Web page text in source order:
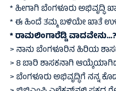
* ಹೀಗಾಗಿ ಬೆಂಗಳೂರು ಅಭಿವೃದ್ಧಿ
* ಈ ಹಿಂದೆ ತಮ್ಮ ಬಳಿಯೇ ಖಾತೆ
* ರಾಮಲಿಂಗಾರೆಡ್ಡಿ ವಾದವೇನು…?
> ನಾನು ಬೆಂಗಳೂರಿನ ಹಿರಿಯ
> 8 ಬಾರಿ ಶಾಸಕನಾಗಿ
> ಬೆಂಗಳೂರು ಅಭಿವೃದ್ಧಿಗೆ ನನ್ನ